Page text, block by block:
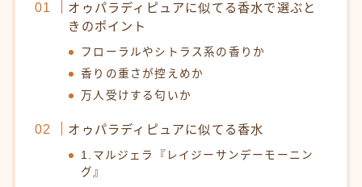
オゥパラディピュアに似てる香水で選ぶと
きのポイント
フローラルやシトラス系の香りか
香りの重さが控えめか
万人受けする匂いか
オゥパラディピュアに似てる香水
1.マルジェラ『レイジーサンデーモーニン
グ』